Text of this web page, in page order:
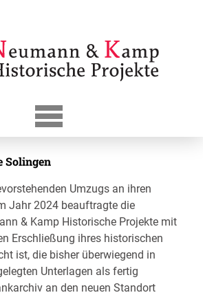
Solingen
Umzugs an ihren
Jahr 2024 beauftragte die
& Kamp Historische Projekte mit
Erschließung ihres historischen
ist, die bisher überwiegend in
Unterlagen als fertig
an den neuen Standort